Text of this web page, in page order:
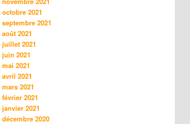
octobre 2021
septembre 2021
août 2021
juillet 2021
juin 2021
mai 2021
avril 2021
mars 2021
février 2021
janvier 2021
décembre 2020